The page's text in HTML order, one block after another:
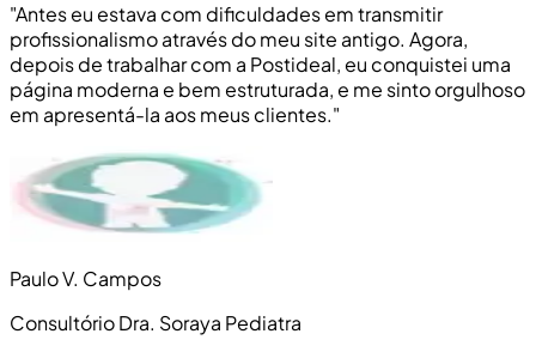
"Antes eu estava com dificuldades em transmitir
profissionalismo através do meu site antigo. Agora,
depois de trabalhar com a Postideal, eu conquistei uma
página moderna e bem estruturada, e me sinto orgulhoso
em apresentá-la aos meus clientes."
Paulo V. Campos
Consultório Dra. Soraya Pediatra